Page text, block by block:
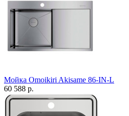
Мойка Omoikiri Akisame 86-IN-L
60 588 р.